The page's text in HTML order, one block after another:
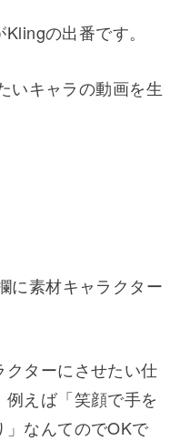
の出番です。
いキャラの動画を生
に素材キャラクター
ターにさせたい仕
えば「笑顔で手を
なんてのでOKで